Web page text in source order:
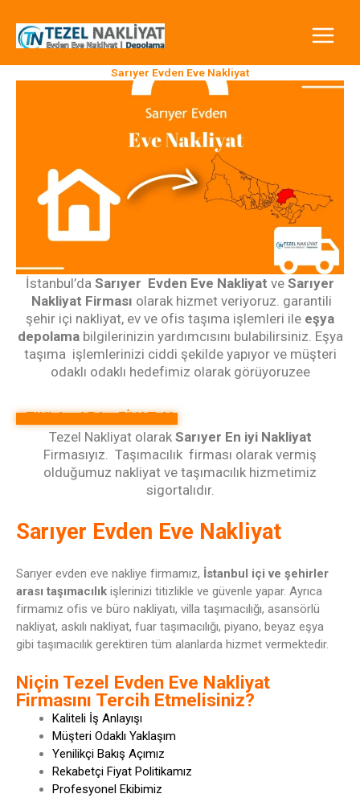
atla
Sarıyer Evden Eve Nakliyat
İstanbul’da Sarıyer Evden Eve Nakliyat ve Sarıyer
Nakliyat Firması olarak hizmet veriyoruz. garantili
şehir içi nakliyat, ev ve ofis taşıma işlemleri ile eşya
depolama bilgilerinizin yardımcısını bulabilirsiniz. Eşya
taşıma işlemlerinizi ciddi şekilde yapıyor ve müşteri
odaklı odaklı hedefimiz olarak görüyoruzee
TIKLA - ARA - FİYAT AL
Tezel Nakliyat olarak Sarıyer En iyi Nakliyat
Firmasıyız. Taşımacılık firması olarak vermiş
olduğumuz nakliyat ve taşımacılık hizmetimiz
sigortalıdır.
Sarıyer Evden Eve Nakliyat
Sarıyer evden eve nakliye firmamız, İstanbul içi ve şehirler
arası taşımacılık işlerinizi titizlikle ve güvenle yapar. Ayrıca
firmamız ofis ve büro nakliyatı, villa taşımacılığı, asansörlü
nakliyat, askılı nakliyat, fuar taşımacılığı, piyano, beyaz eşya
gibi taşımacılık gerektiren tüm alanlarda hizmet vermektedir.
Niçin Tezel Evden Eve Nakliyat
Firmasını Tercih Etmelisiniz?
Kaliteli İş Anlayışı
Müşteri Odaklı Yaklaşım
Yenilikçi Bakış Açımız
Rekabetçi Fiyat Politikamız
Profesyonel Ekibimiz